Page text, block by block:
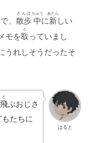
で、 散歩
さんぽ
中
ちゅう
に新
あたら
しい
モを取
と
っていまし
うれしそうだったそ
はると
飛
と
ぶおじさ
もたちに